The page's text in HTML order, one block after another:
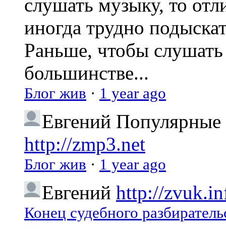
слушать музыку, то
иногда трудно
Раньше, чтобы слушать
большинстве...
Блог жив · 1 year ago
Евгений Популярные
http://zmp3.net
Блог жив · 1 year ago
Евгений http://
Конец судебного